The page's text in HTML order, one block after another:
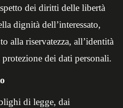
dei diritti delle libertà
dignità dell’interessato,
alla riservatezza, all’identità
dei dati personali.
di legge, dai